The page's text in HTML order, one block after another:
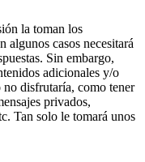
la toman los
algunos casos necesitará
Sin embargo,
adicionales y/o
disfrutaría, como tener
privados,
Tan solo le tomará unos